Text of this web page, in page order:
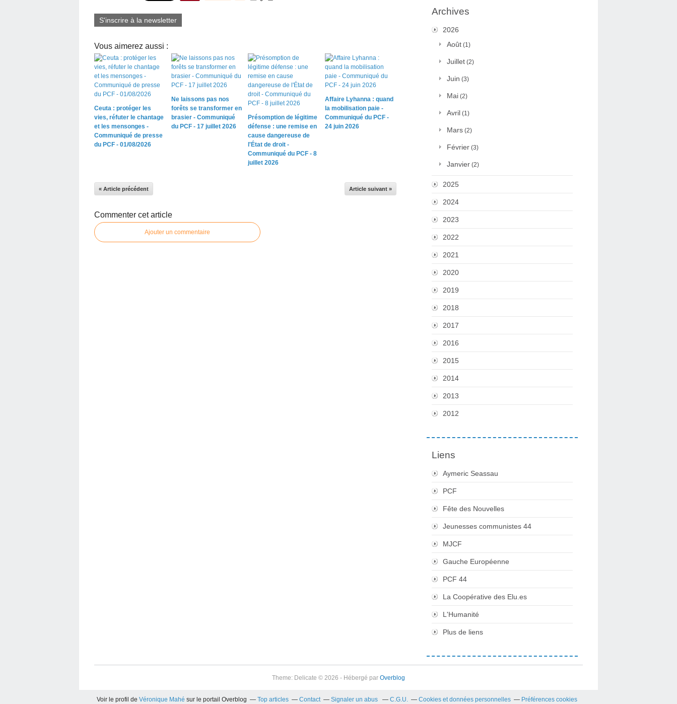
S'inscrire à la newsletter
Vous aimerez aussi :
Ceuta : protéger les
vies, réfuter le chantage
et les mensonges -
Communiqué de presse
du PCF - 01/08/2026
Ne laissons pas nos
forêts se transformer en
brasier - Communiqué
du PCF - 17 juillet 2026
Présomption de légitime
défense : une remise en
cause dangereuse de
l'État de droit -
Communiqué du PCF - 8
juillet 2026
Affaire Lyhanna : quand
la mobilisation paie -
Communiqué du PCF -
24 juin 2026
« Article précédent Article suivant »
Commenter cet article
Ajouter un commentaire
Archives
2026
Août (1)
Juillet (2)
Juin (3)
Mai (2)
Avril (1)
Mars (2)
Février (3)
Janvier (2)
2025
2024
2023
2022
2021
2020
2019
2018
2017
2016
2015
2014
2013
2012
Liens
Aymeric Seassau
PCF
Fête des Nouvelles
Jeunesses communistes 44
MJCF
Gauche Européenne
PCF 44
La Coopérative des Elu.es
L'Humanité
Plus de liens
Theme: Delicate © 2026 - Hébergé par Overblog
Voir le profil de Véronique Mahé sur le portail Overblog Top articles Contact Signaler un abus C.G.U. Cookies et données personnelles Préférences cookies